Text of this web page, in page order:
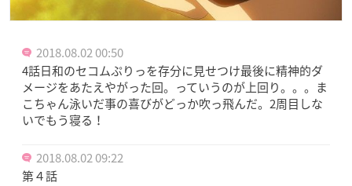
2018.08.02 00:50
4話日和のセコムぷりっを存分に見せつけ最後に精神的ダ
メージをあたえやがった回。っていうのが上回り。。。ま
こちゃん泳いだ事の喜びがどっか吹っ飛んだ。2周目しな
いでもう寝る！
2018.08.02 09:22
第４話